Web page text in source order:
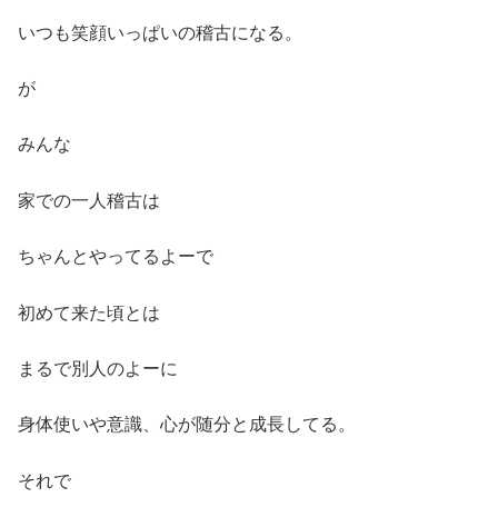
いつも笑顔いっぱいの稽古になる。
が
みんな
家での一人稽古は
ちゃんとやってるよーで
初めて来た頃とは
まるで別人のよーに
身体使いや意識、心が随分と成長してる。
それで